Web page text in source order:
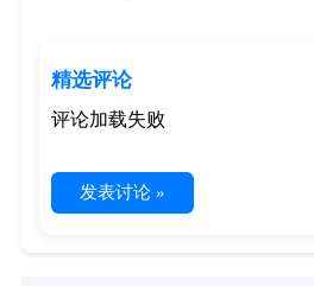
精选评论
评论加载失败
发表讨论 »